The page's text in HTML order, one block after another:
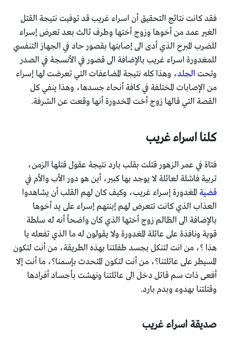
فقد كانت نتائج التحقيق أن اسراء غريب قد توفيت نتيجة القتل
الغير عمد من أخوها وزوج أختها وطرف ثالث بعد تعرض إسراء
للضرب المبرح الذي أدى الى إصابتها بقصور حاد في الجهاز التنفسي
للمغدورة اسراء غريب بالإضافة الى قصور في الأنسجة في الصدر
وتحت الجلد، وهذا كله نتيجة المضاعفات التي تعرضت لها إسراء
من الإصابات المختلفة في كافة أنحاء جسدها، وهذا ينفي كل
القصة التي قالها زوج أخت المخدورة أنها وقعت عن الشرفة.
كلنا اسراء غريب
فتاة في عمر الزهور قتلت بقلب بارد نتيجة عقول قتلها الزمن،
تربية فاشلة لعائلة لا يوجد بها كبير، أين هو دور الأب والأم في
قضية المغدورة إسراء غريب، وكيف كان لهم القلب أن يشاهدوا
العذاب الذي كانت تتعرض لهم إبنتهم إسراء على يد أخوها
بالإضافة الى الظالم زوج أختها الذي كان واضحاً أنه له سلطة
قوية ونافذة على عائلة المغدورة ولا يقولون له ما الذي تفعله يا
هذا ؟، من انت لتنكل بجسد طفلتنا بهذه الطريقة، من أنت لتكون
المسيطر على عائلتنا؟، من أنت لتكون المتحدث بإسمنا؟، ما أنت إلا
أفعى ذات سم قاتل دخل الى عائلتنا ونهشت بأجساد أفرادها
وقتلتنا بهدوء وبدم بارد.
صديقة اسراء غريب